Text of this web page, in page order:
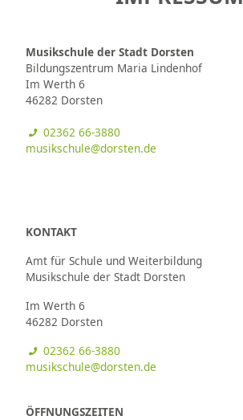
Schulkultur
Musikschule
Stadtbibliothek
Musikschule der Stadt Dorsten
Bildungszentrum Maria Lindenhof
Im Werth 6
46282 Dorsten
02362 66-3880
musikschule@dorsten.de
KONTAKT
Amt für Schule und Weiterbildung
Musikschule der Stadt Dorsten
Im Werth 6
46282 Dorsten
02362 66-3880
musikschule@dorsten.de
ÖFFNUNGSZEITEN